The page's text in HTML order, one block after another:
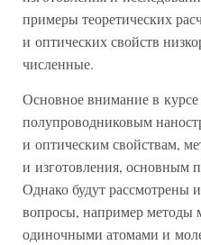
примеры теоретических
и оптических свойств
численные.
Основное внимание в курсе
полупроводниковым
и оптическим свойствам,
и изготовления, основным
Однако будут рассмотрены
вопросы, например методы
одиночными атомами и